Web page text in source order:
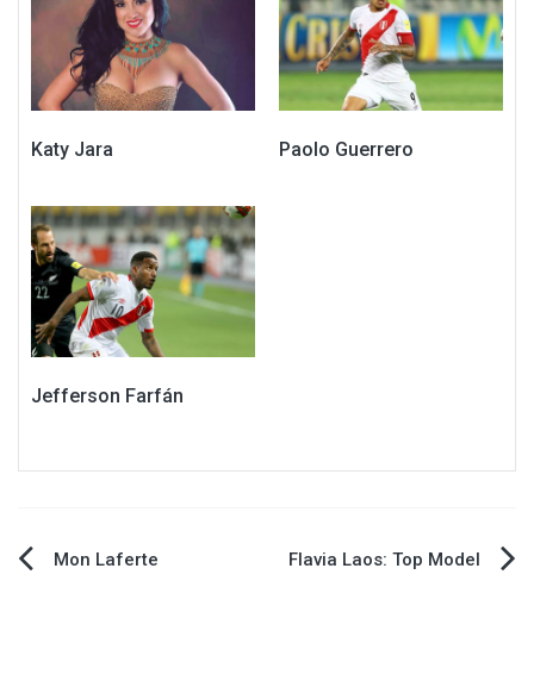
Katy Jara Paolo Guerrero
Jefferson Farfán
Navegación
Mon Laferte Flavia Laos: Top Model